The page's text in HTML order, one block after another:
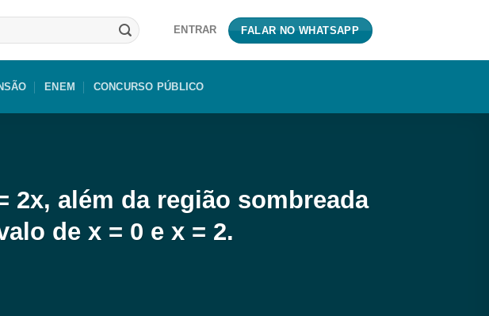
ENTRAR FALAR NO WHATSAPP
ENEM CONCURSO PÚBLICO
2x, além da região sombreada
de x = 0 e x = 2.